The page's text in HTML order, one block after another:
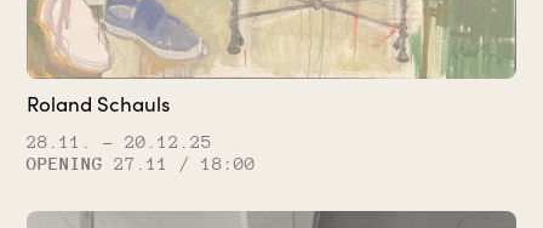
Roland Schauls
28.11.
– 20.12.25
OPENING
27.11 / 18:00